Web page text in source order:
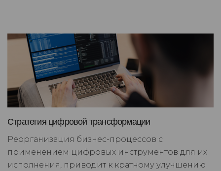
Стратегия цифровой трансформации
Реорганизация бизнес-процессов с
применением цифровых инструментов для их
исполнения, приводит к кратному улучшению